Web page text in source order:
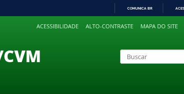
PARA
COMUNICA BR
ACESSIBILIDADE ALTO-CONTRASTE MAPA DO SITE